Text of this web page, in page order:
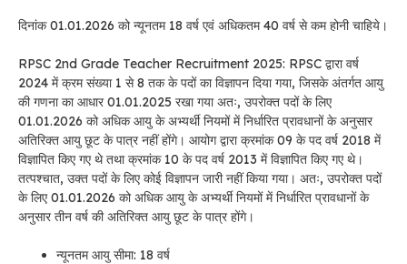
दिनांक 01.01.2026 को न्यूनतम 18 वर्ष एवं अधिकतम 40 वर्ष से कम होनी चाहिये।
RPSC 2nd Grade Teacher Recruitment 2025: RPSC द्वारा वर्ष
2024 में क्रम संख्या 1 से 8 तक के पदों का विज्ञापन दिया गया, जिसके अंतर्गत आयु
की गणना का आधार 01.01.2025 रखा गया अतः, उपरोक्त पदों के लिए
01.01.2026 को अधिक आयु के अभ्यर्थी नियमों में निर्धारित प्रावधानों के अनुसार
अतिरिक्त आयु छूट के पात्र नहीं होंगे। आयोग द्वारा क्रमांक 09 के पद वर्ष 2018 में
विज्ञापित किए गए थे तथा क्रमांक 10 के पद वर्ष 2013 में विज्ञापित किए गए थे।
तत्पश्चात, उक्त पदों के लिए कोई विज्ञापन जारी नहीं किया गया। अतः, उपरोक्त पदों
के लिए 01.01.2026 को अधिक आयु के अभ्यर्थी नियमों में निर्धारित प्रावधानों के
अनुसार तीन वर्ष की अतिरिक्त आयु छूट के पात्र होंगे।
न्यूनतम आयु सीमा: 18 वर्ष